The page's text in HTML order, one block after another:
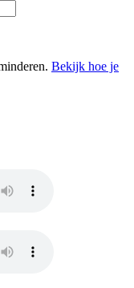
Bekijk hoe je